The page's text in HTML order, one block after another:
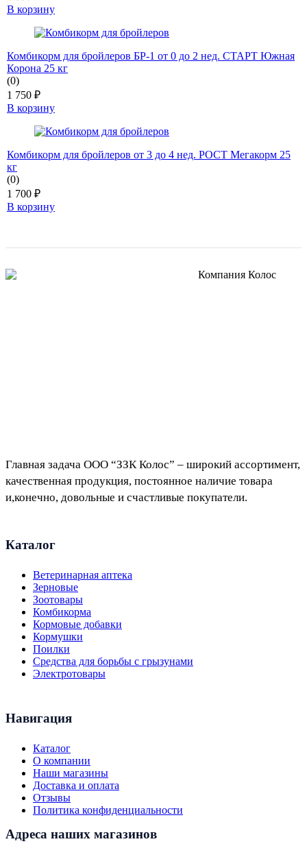
В корзину
Комбикорм для бройлеров БР-1 от 0 до 2 нед. СТАРТ Южная
Корона 25 кг
(0)
1 750 ₽
В корзину
Комбикорм для бройлеров от 3 до 4 нед. РОСТ Мегакорм 25
кг
(0)
1 700 ₽
В корзину
Главная задача ООО “ЗЗК Колос” – широкий ассортимент,
качественная продукция, постоянное наличие товара
и,конечно, довольные и счастливые покупатели.
Каталог
Ветеринарная аптека
Зерновые
Зоотовары
Комбикорма
Кормовые добавки
Кормушки
Поилки
Средства для борьбы с грызунами
Электротовары
Навигация
Каталог
О компании
Наши магазины
Доставка и оплата
Отзывы
Политика конфиденциальности
Адреса наших магазинов